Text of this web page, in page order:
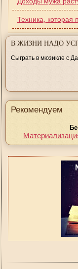
Техника, которая
В ЖИЗНИ НАДО
Сыграть в мюзикле с
Рекомендуем